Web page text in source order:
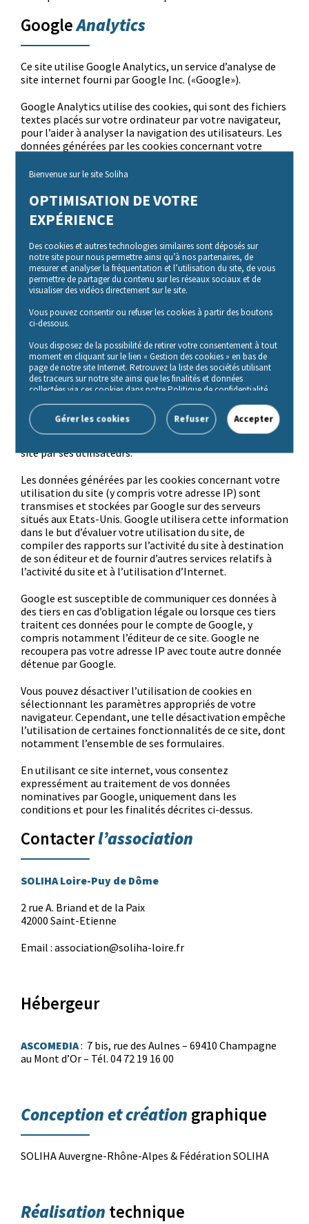
GoogleAnalytics
Ce site utilise Google Analytics, un service d’analyse de
site internet fourni par Google Inc. («Google»).
Google Analytics utilise des cookies, qui sont des fichiers
textes placés sur votre ordinateur par votre navigateur,
pour l’aider à analyser la navigation des utilisateurs. Les
données générées par les cookies concernant votre
transmises et stockées par Google sur des serveurs qui
Google utilise cette information dans le but d’évaluer
l’utilisation du site, de compiler des rapports sur
l’activité du site à l’attention de son éditeur et de fournir
d’autres services relatifs à l’activité du site et à
l’utilisation d’Internet. Google est susceptible de
communiquer ces données à des tiers en cas d’obligation
légale ou lorsque ces tiers traitent ces données pour le
compte de Google, y compris notamment l’éditeur de ce
site. Google s’engage à ne pas recouper pas votre
adresse IP avec toute autre donnée détenue par Google.
Statistiques
Ce site utilise Google Analytics, un service d’analyse de
site internet fourni par Google Inc. («Google»). Google
Analytics utilise des cookies qui sont des fichiers texte
site par ses utilisateurs.
Les données générées par les cookies concernant votre
utilisation du site (y compris votre adresse IP) sont
transmises et stockées par Google sur des serveurs
situés aux Etats-Unis. Google utilisera cette information
dans le but d’évaluer votre utilisation du site, de
compiler des rapports sur l’activité du site à destination
de son éditeur et de fournir d’autres services relatifs à
l’activité du site et à l’utilisation d’Internet.
Google est susceptible de communiquer ces données à
des tiers en cas d’obligation légale ou lorsque ces tiers
traitent ces données pour le compte de Google, y
compris notamment l’éditeur de ce site. Google ne
recoupera pas votre adresse IP avec toute autre donnée
détenue par Google.
Vous pouvez désactiver l’utilisation de cookies en
sélectionnant les paramètres appropriés de votre
navigateur. Cependant, une telle désactivation empêche
l’utilisation de certaines fonctionnalités de ce site, dont
notamment l’ensemble de ses formulaires.
En utilisant ce site internet, vous consentez
expressément au traitement de vos données
nominatives par Google, uniquement dans les
conditions et pour les finalités décrites ci-dessus.
Contacterl’association
SOLIHA Loire-Puy de Dôme
2 rue A. Briand et de la Paix
42000 Saint-Etienne
Email : association@soliha-loire.fr
Hébergeur
ASCOMEDIA: 7 bis, rue des Aulnes – 69410 Champagne
au Mont d’Or – Tél. 04 72 19 16 00
Conception et création graphique
SOLIHA Auvergne-Rhône-Alpes & Fédération SOLIHA
Réalisation technique
Bienvenue sur le site Soliha
OPTIMISATION DE VOTRE
EXPÉRIENCE
Des cookies et autres technologies similaires sont déposés sur
notre site pour nous permettre ainsi qu’à nos partenaires, de
mesurer et analyser la fréquentation et l’utilisation du site, de vous
permettre de partager du contenu sur les réseaux sociaux et de
visualiser des vidéos directement sur le site.
Vous pouvez consentir ou refuser les cookies à partir des boutons
ci-dessous.
Vous disposez de la possibilité de retirer votre consentement à tout
moment en cliquant sur le lien « Gestion des cookies » en bas de
page de notre site Internet. Retrouvez la liste des sociétés utilisant
des traceurs sur notre site ainsi que les finalités et données
collectées via ces cookies dans notre Politique de confidentialité,
de page de notre site Internet.
Gérer les cookies Refuser Accepter